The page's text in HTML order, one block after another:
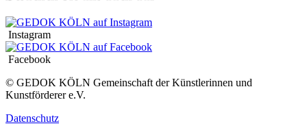
Instagram
Facebook
© GEDOK KÖLN Gemeinschaft der Künstlerinnen und
Kunstförderer e.V.
Datenschutz